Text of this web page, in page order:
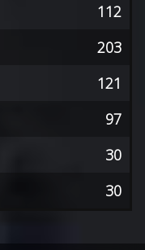
112
203
121
97
30
30